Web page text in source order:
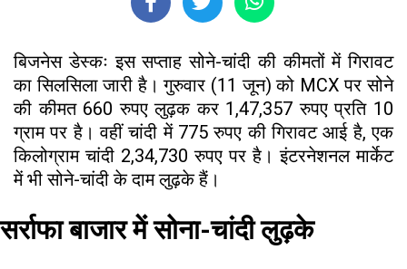
बिजनेस डेस्कः इस सप्ताह सोने-चांदी की कीमतों में गिरावट
का सिलसिला जारी है। गुरुवार (11 जून) को MCX पर सोने
की कीमत 660 रुपए लुढ़क कर 1,47,357 रुपए प्रति 10
ग्राम पर है। वहीं चांदी में 775 रुपए की गिरावट आई है, एक
किलोग्राम चांदी 2,34,730 रुपए पर है। इंटरनेशनल मार्केट
में भी सोने-चांदी के दाम लुढ़के हैं।
सर्राफा बाजार में सोना-चांदी लुढ़के